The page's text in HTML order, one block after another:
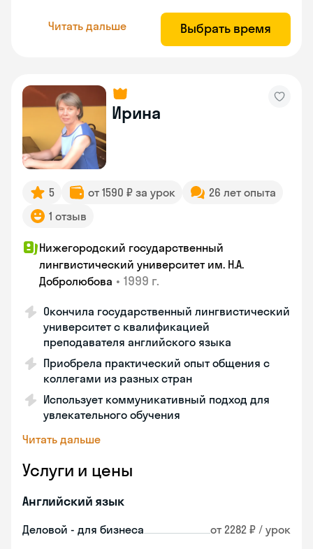
Читать дальше Выбрать время
Ирина
5 от 1590 ₽ за урок
26 лет опыта
1 отзыв
Нижегородский государственный
лингвистический университет им. Н.А.
Добролюбова • 1999 г.
Окончила государственный лингвистический
университет с квалификацией
преподавателя английского языка
Приобрела практический опыт общения с
коллегами из разных стран
Использует коммуникативный подход для
увлекательного обучения
Читать дальше
Услуги и цены
Английский язык
Деловой - для бизнеса от 2282 ₽ / урок